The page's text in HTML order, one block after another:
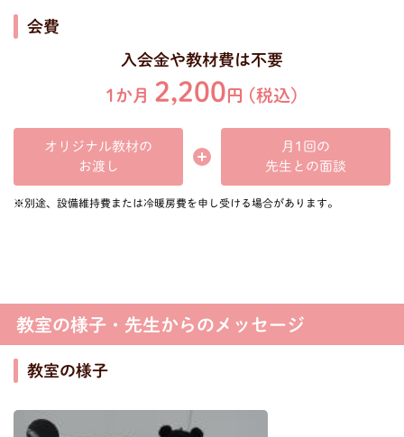
会費
入会金や教材費は不要
1か月 2,200円 (税込)
オリジナル教材の
お渡し
月1回の
先生との面談
※別途、設備維持費または冷暖房費を申し受ける場合があります。
教室の様子・先生からのメッセージ
教室の様子